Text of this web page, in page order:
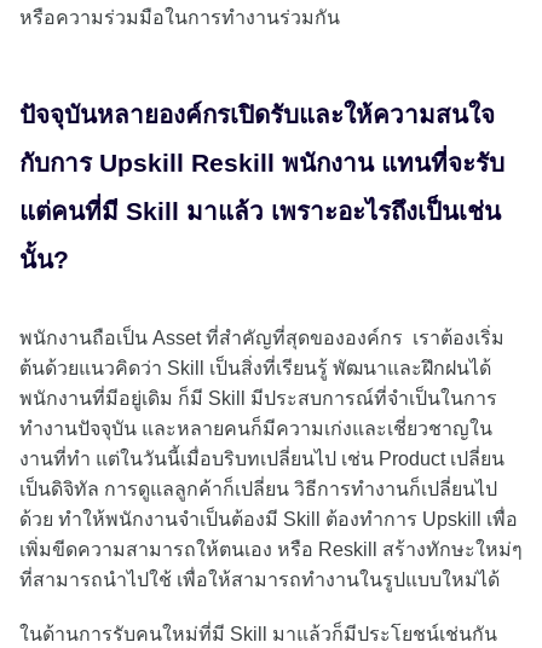
หรือความร่วมมือในการทำงานร่วมกัน
ปัจจุบันหลายองค์กรเปิดรับและให้ความสนใจ
กับการ Upskill Reskill พนักงาน แทนที่จะรับ
แต่คนที่มี Skill มาแล้ว เพราะอะไรถึงเป็นเช่น
นั้น?
พนักงานถือเป็น Asset ที่สำคัญที่สุดขององค์กร เราต้องเริ่ม
ต้นด้วยแนวคิดว่า Skill เป็นสิ่งที่เรียนรู้ พัฒนาและฝึกฝนได้
พนักงานที่มีอยู่เดิม ก็มี Skill มีประสบการณ์ที่จำเป็นในการ
ทำงานปัจจุบัน และหลายคนก็มีความเก่งและเชี่ยวชาญใน
งานที่ทำ แต่ในวันนี้เมื่อบริบทเปลี่ยนไป เช่น Product เปลี่ยน
เป็นดิจิทัล การดูแลลูกค้าก็เปลี่ยน วิธีการทำงานก็เปลี่ยนไป
ด้วย ทำให้พนักงานจำเป็นต้องมี Skill ต้องทำการ Upskill เพื่อ
เพิ่มขีดความสามารถให้ตนเอง หรือ Reskill สร้างทักษะใหม่ๆ
ที่สามารถนำไปใช้ เพื่อให้สามารถทำงานในรูปแบบใหม่ได้
ในด้านการรับคนใหม่ที่มี Skill มาแล้วก็มีประโยชน์เช่นกัน